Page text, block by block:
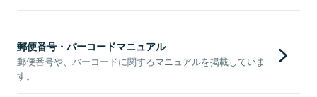
郵便番号・バーコードマニュアル
郵便番号や、バーコードに関するマニュアルを掲載していま
す。